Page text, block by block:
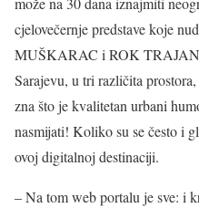
cjelovečernje predstave koje
MUŠKARAC i ROK
Sarajevu, u tri različita
zna što je kvalitetan urbani
nasmijati! Koliko su se često i
ovoj digitalnoj destinaciji.
– Na tom web portalu je sve: i